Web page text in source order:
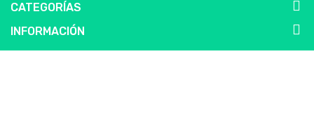
CATEGORÍAS
INFORMACIÓN